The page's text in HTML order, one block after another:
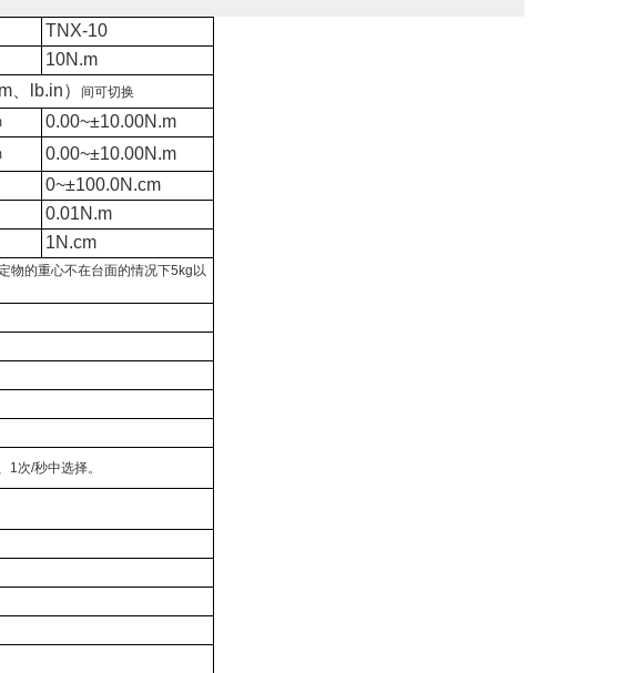
TNX-10
10N.m
、lb.in）
间可切换
0.00~±10.00N.m
0.00~±10.00N.m
0~±100.0N.cm
0.01N.m
1N.cm
物的重心不在台面的情况下5kg以
1次/秒中选择。